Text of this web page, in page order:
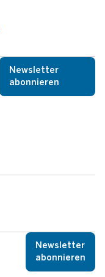
Newsletter
abonnieren
Newsletter
abonnieren